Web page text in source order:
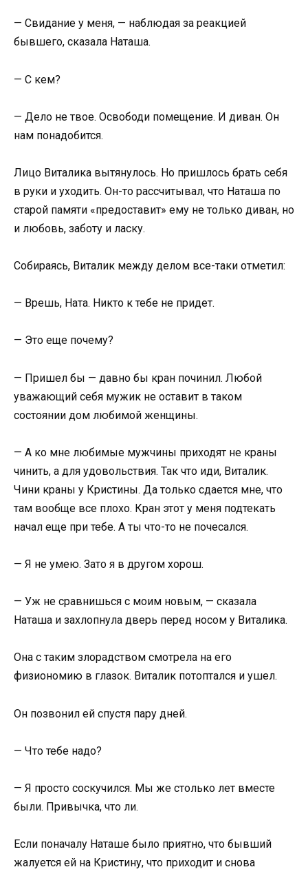
— Свидание у меня, — наблюдая за реакцией
бывшего, сказала Наташа.
— С кем?
— Дело не твое. Освободи помещение. И диван. Он
нам понадобится.
Лицо Виталика вытянулось. Но пришлось брать себя
в руки и уходить. Он-то рассчитывал, что Наташа по
старой памяти «предоставит» ему не только диван, но
и любовь, заботу и ласку.
Собираясь, Виталик между делом все-таки отметил:
— Врешь, Ната. Никто к тебе не придет.
— Это еще почему?
— Пришел бы — давно бы кран починил. Любой
уважающий себя мужик не оставит в таком
состоянии дом любимой женщины.
— А ко мне любимые мужчины приходят не краны
чинить, а для удовольствия. Так что иди, Виталик.
Чини краны у Кристины. Да только сдается мне, что
там вообще все плохо. Кран этот у меня подтекать
начал еще при тебе. А ты что-то не почесался.
— Я не умею. Зато я в другом хорош.
— Уж не сравнишься с моим новым, — сказала
Наташа и захлопнула дверь перед носом у Виталика.
Она с таким злорадством смотрела на его
физиономию в глазок. Виталик потоптался и ушел.
Он позвонил ей спустя пару дней.
— Что тебе надо?
— Я просто соскучился. Мы же столько лет вместе
были. Привычка, что ли.
Если поначалу Наташе было приятно, что бывший
жалуется ей на Кристину, что приходит и снова